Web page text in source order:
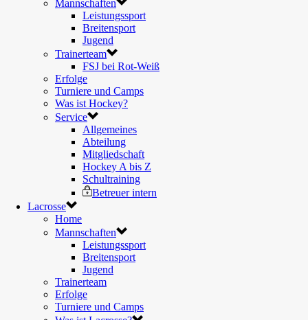
Mannschaften
Leistungssport
Breitensport
Jugend
Trainerteam
FSJ bei Rot-Weiß
Erfolge
Turniere und Camps
Was ist Hockey?
Service
Allgemeines
Abteilung
Mitgliedschaft
Hockey A bis Z
Schultraining
Betreuer intern
Lacrosse
Home
Mannschaften
Leistungssport
Breitensport
Jugend
Trainerteam
Erfolge
Turniere und Camps